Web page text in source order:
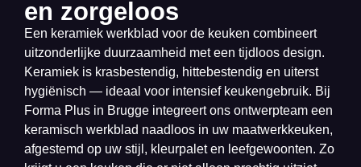
en zorgeloos
Een keramiek werkblad voor de keuken combineert
uitzonderlijke duurzaamheid met een tijdloos design.
Keramiek is krasbestendig, hittebestendig en uiterst
hygiënisch — ideaal voor intensief keukengebruik. Bij
Forma Plus in Brugge integreert ons ontwerpteam een
keramisch werkblad naadloos in uw maatwerkkeuken,
afgestemd op uw stijl, kleurpalet en leefgewoonten. Zo